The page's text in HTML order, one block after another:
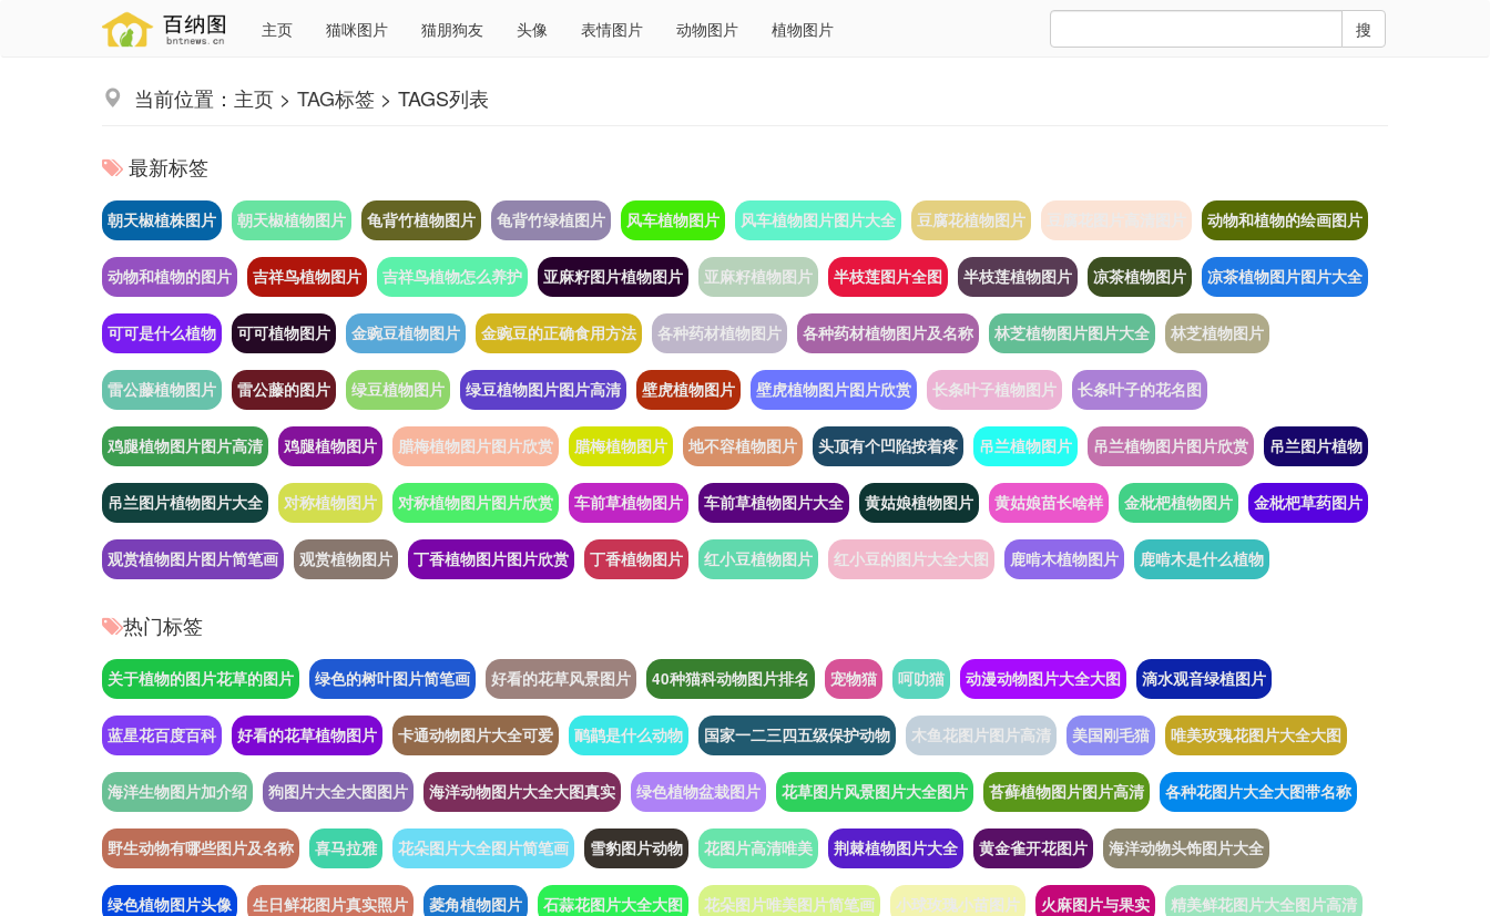
主页 猫咪图片 猫朋狗友 头像 表情图片 动物图片 植物图片 搜
当前位置： 主页 > TAG标签 > TAGS列表
最新标签
朝天椒植株图片 朝天椒植物图片 龟背竹植物图片 龟背竹绿植图片 风车植物图片 风车植物图片图片大全 豆腐花植物图片 动物和植物的绘画图片
动物和植物的图片 吉祥鸟植物图片 吉祥鸟植物怎么养护 亚麻籽图片植物图片 亚麻籽植物图片 半枝莲图片全图 半枝莲植物图片 凉茶植物图片 凉茶植物图片图片大全
可可是什么植物 可可植物图片 金豌豆植物图片 金豌豆的正确食用方法 各种药材植物图片 各种药材植物图片及名称 林芝植物图片图片大全 林芝植物图片
雷公藤植物图片 雷公藤的图片 绿豆植物图片 绿豆植物图片图片高清 壁虎植物图片 壁虎植物图片图片欣赏 长条叶子植物图片 长条叶子的花名图
鸡腿植物图片图片高清 鸡腿植物图片 腊梅植物图片图片欣赏 腊梅植物图片 地不容植物图片 头顶有个凹陷按着疼 吊兰植物图片 吊兰植物图片图片欣赏 吊兰图片植物
吊兰图片植物图片大全 对称植物图片 对称植物图片图片欣赏 车前草植物图片 车前草植物图片大全 黄姑娘植物图片 黄姑娘苗长啥样 金枇杷植物图片 金枇杷草药图片
观赏植物图片图片简笔画 观赏植物图片 丁香植物图片图片欣赏 丁香植物图片 红小豆植物图片 红小豆的图片大全大图 鹿啃木植物图片 鹿啃木是什么植物
热门标签
关于植物的图片花草的图片 绿色的树叶图片简笔画 好看的花草风景图片 40种猫科动物图片排名 宠物猫 呵叻猫 动漫动物图片大全大图 滴水观音绿植图片
蓝星花百度百科 好看的花草植物图片 卡通动物图片大全可爱 鸸鹋是什么动物 国家一二三四五级保护动物 木鱼花图片图片高清 美国刚毛猫 唯美玫瑰花图片大全大图
海洋生物图片加介绍 狗图片大全大图图片 海洋动物图片大全大图真实 绿色植物盆栽图片 花草图片风景图片大全图片 苔藓植物图片图片高清 各种花图片大全大图带名称
野生动物有哪些图片及名称 喜马拉雅 花朵图片大全图片简笔画 雪豹图片动物 花图片高清唯美 荆棘植物图片大全 黄金雀开花图片 海洋动物头饰图片大全
绿色植物图片头像 生日鲜花图片真实照片 菱角植物图片 石蒜花图片大全大图 花朵图片唯美图片简笔画 小球玫瑰小苗图片 火麻图片与果实 精美鲜花图片大全图片高清